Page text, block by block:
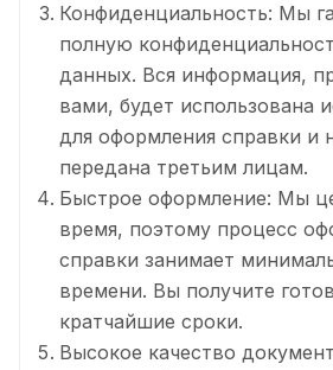
Конфиденциальность: Мы
полную
данных. Вся информация,
вами, будет использована
для оформления справки и
передана третьим лицам.
Быстрое оформление: Мы
время, поэтому процесс
справки занимает
времени. Вы получите
кратчайшие сроки.
Высокое качество